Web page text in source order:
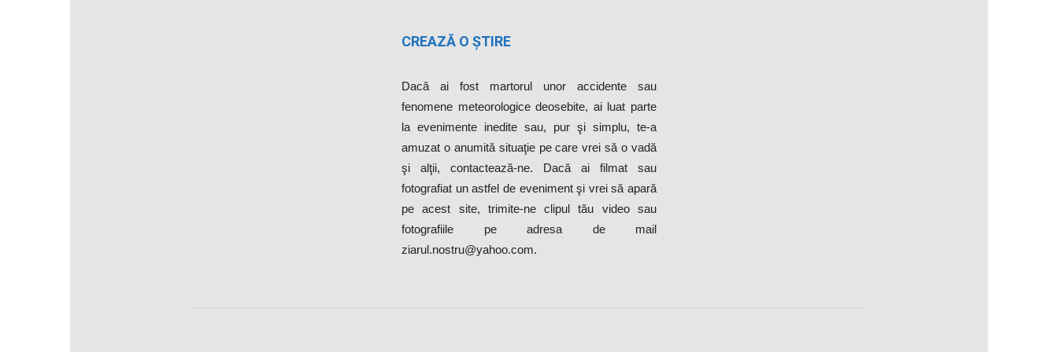
CREAZĂ O ȘTIRE
Dacă ai fost martorul unor accidente sau
fenomene meteorologice deosebite, ai luat parte
la evenimente inedite sau, pur şi simplu, te-a
amuzat o anumită situaţie pe care vrei să o vadă
şi alţii, contactează-ne. Dacă ai filmat sau
fotografiat un astfel de eveniment şi vrei să apară
pe acest site, trimite-ne clipul tău video sau
fotografiile pe adresa de mail
ziarul.nostru@yahoo.com.